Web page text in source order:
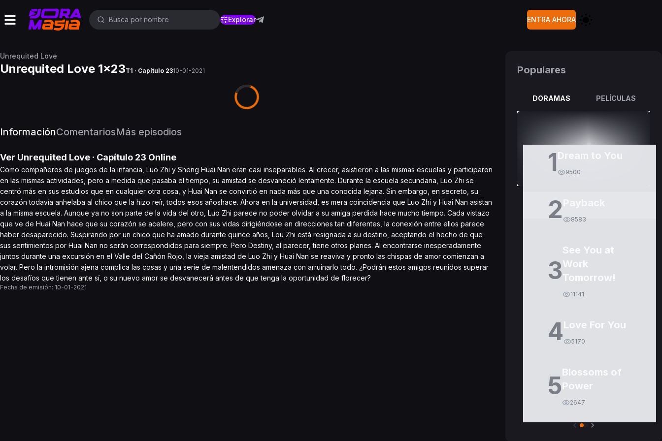
Explorar ENTRA AHORA
Unrequited Love
Unrequited Love 1x23T1 · Capítulo 2310-01-2021
InformaciónComentariosMás episodios
Ver Unrequited Love · Capítulo 23 Online
Como compañeros de juegos de la infancia, Luo Zhi y Sheng Huai Nan eran casi inseparables. Al crecer, asistieron a las mismas escuelas y participaron
en las mismas actividades, pero a medida que pasaba el tiempo, su amistad se desvaneció lentamente. Durante la escuela secundaria, Luo Zhi se
centró más en sus estudios que en cualquier otra cosa, y Huai Nan se convirtió en nada más que una conocida lejana. Sin embargo, en secreto, su
corazón todavía anhelaba al chico que la hizo reír, todos esos añoshace. Ahora en la universidad, es mera coincidencia que Luo Zhi y Huai Nan asistan
a la misma escuela. Aunque ya no son parte de la vida del otro, Luo Zhi parece no poder olvidar a su amiga perdida hace mucho tiempo. Cada vistazo
que ve de Huai Nan hace que su corazón se acelere, pero con sus vidas dirigiéndose en direcciones tan diferentes, la conexión entre ellos parece
haber desaparecido. Suspirando por un chico que ha amado durante quince años, Lou Zhi está resignada a su destino, aceptando el hecho de que
sus sentimientos por Huai Nan no serán correspondidos para siempre. Pero Destiny, al parecer, tiene otros planes. Al encontrarse inesperadamente
juntos durante una excursión en el Valle del Cañón Rojo, la vieja amistad de Luo Zhi y Huai Nan se reaviva y pronto las chispas de amor comienzan a
volar. Pero la intromisión ajena complica las cosas y una serie de malentendidos amenaza con arruinarlo todo. ¿Podrán estos amigos reunidos superar
los desafíos que tienen ante sí, o su nuevo amor se desvanecerá antes de que tenga la oportunidad de florecer?
Fecha de emisión: 10-01-2021
Populares
DORAMAS PELÍCULAS
1Dream to You
9500
2 8583
3
See You at
Work
Tomorrow!
11141
4Love For You
5170
5Blossoms of
Power
2647